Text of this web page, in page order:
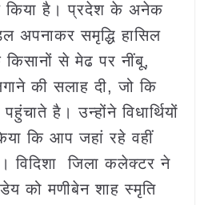
किया है। प्रदेश के अनेक
अपनाकर समृद्धि हासिल
से मेढ पर नींबू,
की सलाह दी, जो कि
है। उन्होंने विधार्थियों
कि आप जहां रहे वहीं
विदिशा जिला कलेक्टर ने
को मणीबेन शाह स्मृति